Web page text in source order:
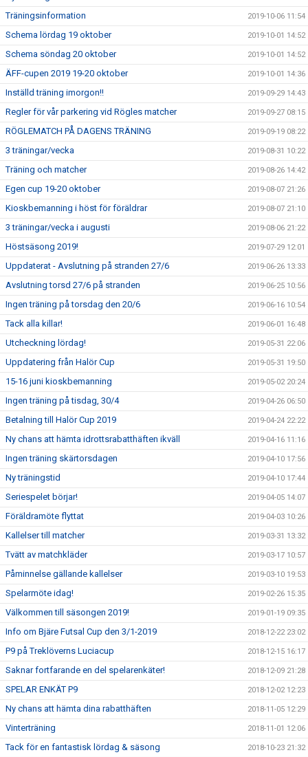
Träningsinformation 2019-10-06 11:54
Schema lördag 19 oktober 2019-10-01 14:52
Schema söndag 20 oktober 2019-10-01 14:52
ÄFF-cupen 2019 19-20 oktober 2019-10-01 14:36
Inställd träning imorgon!! 2019-09-29 14:43
Regler för vår parkering vid Rögles matcher 2019-09-27 08:15
RÖGLEMATCH PÅ DAGENS TRÄNING 2019-09-19 08:22
3 träningar/vecka 2019-08-31 10:22
Träning och matcher 2019-08-26 14:42
Egen cup 19-20 oktober 2019-08-07 21:26
Kioskbemanning i höst för föräldrar 2019-08-07 21:10
3 träningar/vecka i augusti 2019-08-06 21:22
Höstsäsong 2019! 2019-07-29 12:01
Uppdaterat - Avslutning på stranden 27/6 2019-06-26 13:33
Avslutning torsd 27/6 på stranden 2019-06-25 10:56
Ingen träning på torsdag den 20/6 2019-06-16 10:54
Tack alla killar! 2019-06-01 16:48
Utcheckning lördag! 2019-05-31 22:06
Uppdatering från Halör Cup 2019-05-31 19:50
15-16 juni kioskbemanning 2019-05-02 20:24
Ingen träning på tisdag, 30/4 2019-04-26 06:50
Betalning till Halör Cup 2019 2019-04-24 22:22
Ny chans att hämta idrottsrabatthäften ikväll 2019-04-16 11:16
Ingen träning skärtorsdagen 2019-04-10 17:56
Ny träningstid 2019-04-10 17:44
Seriespelet börjar! 2019-04-05 14:07
Föräldramöte flyttat 2019-04-03 10:26
Kallelser till matcher 2019-03-31 13:32
Tvätt av matchkläder 2019-03-17 10:57
Påminnelse gällande kallelser 2019-03-10 19:53
Spelarmöte idag! 2019-02-26 15:35
Välkommen till säsongen 2019! 2019-01-19 09:35
Info om Bjäre Futsal Cup den 3/1-2019 2018-12-22 23:02
P9 på Treklöverns Luciacup 2018-12-15 16:17
Saknar fortfarande en del spelarenkäter! 2018-12-09 21:28
SPELAR ENKÄT P9 2018-12-02 12:23
Ny chans att hämta dina rabatthäften 2018-11-05 12:29
Vinterträning 2018-11-01 12:06
Tack för en fantastisk lördag & säsong 2018-10-23 21:32